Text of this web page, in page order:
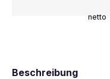
netto
Beschreibung